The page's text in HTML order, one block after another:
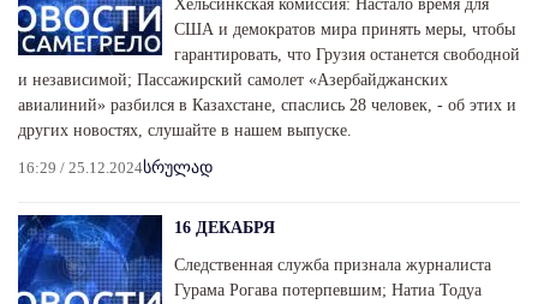
Хельсинкская комиссия: Настало время для
США и демократов мира принять меры, чтобы
гарантировать, что Грузия останется свободной
и независимой; Пассажирский самолет «Азербайджанских
авиалиний» разбился в Казахстане, спаслись 28 человек, - об этих и
других новостях, слушайте в нашем выпуске.
16:29 / 25.12.2024სრულად
16 ДЕКАБРЯ
Следственная служба признала журналиста
Гурама Рогава потерпевшим; Натиа Тодуа